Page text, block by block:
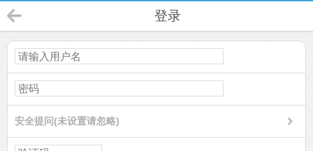
登录
安全提问(未设置请忽略)